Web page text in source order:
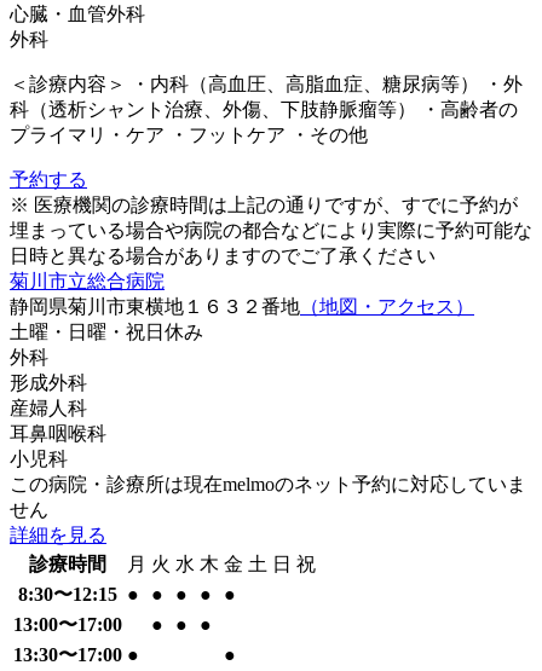
心臓・血管外科
外科
＜診療内容＞ ・内科（高血圧、高脂血症、糖尿病等） ・外
科（透析シャント治療、外傷、下肢静脈瘤等） ・高齢者の
プライマリ・ケア ・フットケア ・その他
予約する
※ 医療機関の診療時間は上記の通りですが、すでに予約が
埋まっている場合や病院の都合などにより実際に予約可能な
日時と異なる場合がありますのでご了承ください
菊川市立総合病院
静岡県菊川市東横地１６３２番地 （地図・アクセス）
土曜・日曜・祝日 休み
外科
形成外科
産婦人科
耳鼻咽喉科
小児科
この病院・診療所は現在melmoのネット予約に対応していま
せん
詳細を見る
診療時間
月 火 水 木 金 土 日 祝
8:30〜12:15 ● ● ● ●
●
13:00〜17:00
● ●
●
13:30〜17:00 ●
●